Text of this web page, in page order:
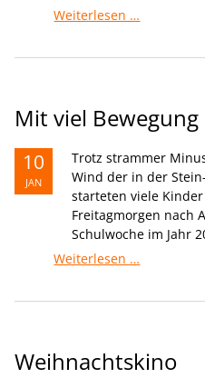
Weiterlesen …
Mit viel Bewegung
10
JAN
Trotz strammer
Wind der in der
starteten viele
Freitagmorgen nach
Schulwoche im Jahr
Weiterlesen …
Jahr
Weihnachtskino